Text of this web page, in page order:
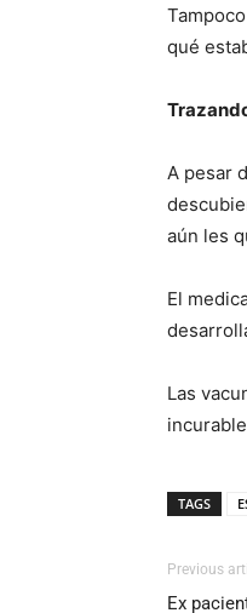
qué
A pesar
aún les
El
Las
TAGS
Previous
Ex